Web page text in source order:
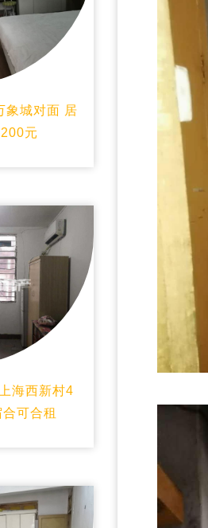
象城对面 居
元
海西新村4
可合租